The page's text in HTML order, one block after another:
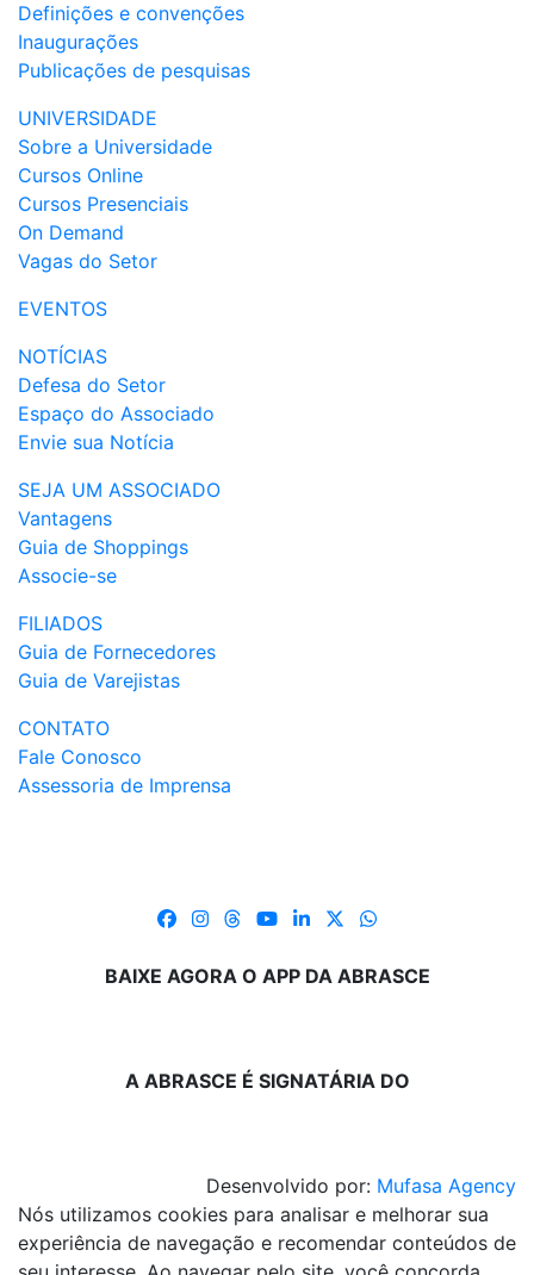
Definições e convenções
Inaugurações
Publicações de pesquisas
UNIVERSIDADE
Sobre a Universidade
Cursos Online
Cursos Presenciais
On Demand
Vagas do Setor
EVENTOS
NOTÍCIAS
Defesa do Setor
Espaço do Associado
Envie sua Notícia
SEJA UM ASSOCIADO
Vantagens
Guia de Shoppings
Associe-se
FILIADOS
Guia de Fornecedores
Guia de Varejistas
CONTATO
Fale Conosco
Assessoria de Imprensa
BAIXE AGORA O APP DA ABRASCE
A ABRASCE É SIGNATÁRIA DO
Desenvolvido por: Mufasa Agency
Nós utilizamos cookies para analisar e melhorar sua
experiência de navegação e recomendar conteúdos de